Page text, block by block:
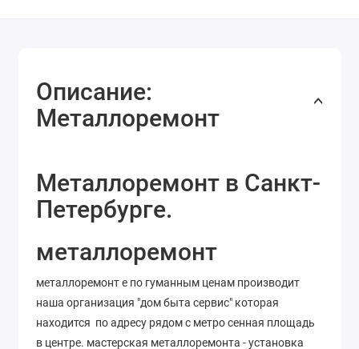
Описание:
Металлоремонт
Металлоремонт в Санкт-
Петербурге.
металлоремонт
металлоремонт е по гуманным ценам производит
наша организация "дом быта сервис" которая
находится по адресу рядом с метро сенная площадь
в центре. мастерская металлоремонта - установка